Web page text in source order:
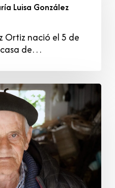
Luisa González
Ortiz nació el 5 de
casa de…